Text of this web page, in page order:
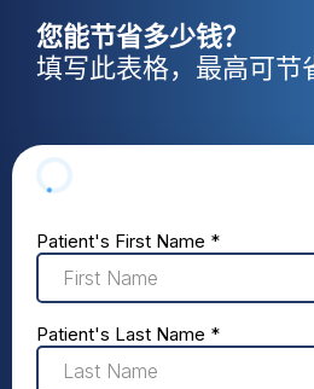
您能节省多少钱？
填写此表格，最高可节